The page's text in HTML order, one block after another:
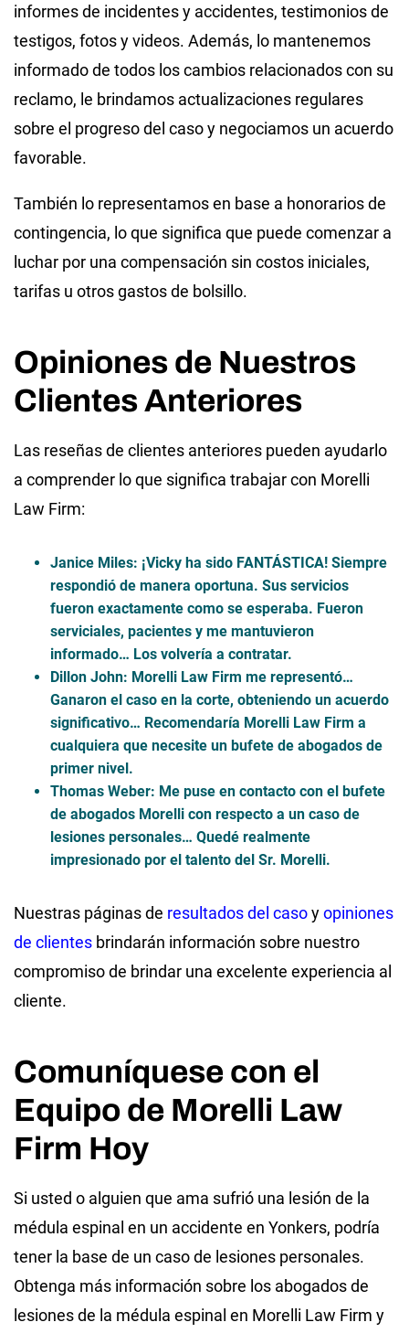
informes de incidentes y accidentes, testimonios de
testigos, fotos y videos. Además, lo mantenemos
informado de todos los cambios relacionados con su
reclamo, le brindamos actualizaciones regulares
sobre el progreso del caso y negociamos un acuerdo
favorable.
También lo representamos en base a honorarios de
contingencia, lo que significa que puede comenzar a
luchar por una compensación sin costos iniciales,
tarifas u otros gastos de bolsillo.
Opiniones de Nuestros
Clientes Anteriores
Las reseñas de clientes anteriores pueden ayudarlo
a comprender lo que significa trabajar con Morelli
Law Firm:
Janice Miles: ¡Vicky ha sido FANTÁSTICA! Siempre
respondió de manera oportuna. Sus servicios
fueron exactamente como se esperaba. Fueron
serviciales, pacientes y me mantuvieron
informado… Los volvería a contratar.
Dillon John: Morelli Law Firm me representó…
Ganaron el caso en la corte, obteniendo un acuerdo
significativo… Recomendaría Morelli Law Firm a
cualquiera que necesite un bufete de abogados de
primer nivel.
Thomas Weber: Me puse en contacto con el bufete
de abogados Morelli con respecto a un caso de
lesiones personales… Quedé realmente
impresionado por el talento del Sr. Morelli.
Nuestras páginas de resultados del casoyopiniones
de clientes brindarán información sobre nuestro
compromiso de brindar una excelente experiencia al
cliente.
Comuníquese con el
Equipo de Morelli Law
Firm Hoy
Si usted o alguien que ama sufrió una lesión de la
médula espinal en un accidente en Yonkers, podría
tener la base de un caso de lesiones personales.
Obtenga más información sobre los abogados de
lesiones de la médula espinal en Morelli Law Firm y